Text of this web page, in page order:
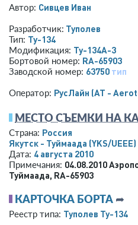
Автор: Сивцев Иван
Разработчик: Туполев
Тип: Ту-134
Модификация: Ту-134А-3
Бортовой номер: RA-65903
Заводской номер: 63750 тип
Оператор: РусЛайн (AT -
МЕСТО СЪЕМКИ НА
Страна: Россия
Якутск - Туймаада (YKS/UEEE)
Дата: 4 августа 2010
Примечания: 04.08.2010
Туймаада, RA-65903
КАРТОЧКА БОРТА ➦
Реестр типа: Туполев Ту-134